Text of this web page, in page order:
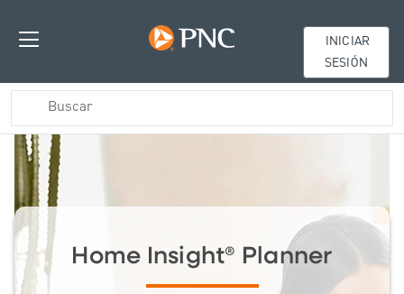
INICIAR
SESIÓN
Home Insight® Planner